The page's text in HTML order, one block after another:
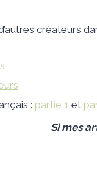
créateurs
: partie 1 et
Si mes